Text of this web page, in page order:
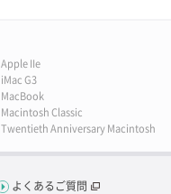
Apple IIe
iMac G3
MacBook
Macintosh Classic
Twentieth Anniversary Macintosh
よくあるご質問